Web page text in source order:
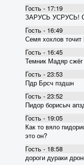
Гость - 17:19
ЗАРУСЬ УСРУСЬ!
Гость - 16:49
Семя хохлов точит
Гость - 16:45
Темник Мадяр
Гость - 23:53
Пдр Брсч пздшн
Гость - 23:52
Пидор борисыч
Гость - 19:05
Как то вяло
это он?
Гость - 18:58
дороги дураки